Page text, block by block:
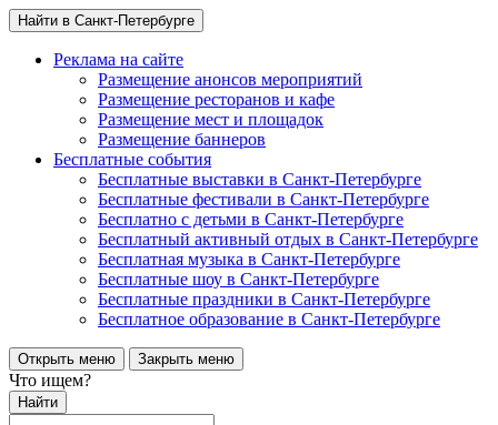
Найти в Санкт-Петербурге
Реклама на сайте
Размещение анонсов мероприятий
Размещение ресторанов и кафе
Размещение мест и площадок
Размещение баннеров
Бесплатные события
Бесплатные выставки в Санкт-Петербурге
Бесплатные фестивали в Санкт-Петербурге
Бесплатно с детьми в Санкт-Петербурге
Бесплатный активный отдых в Санкт-Петербурге
Бесплатная музыка в Санкт-Петербурге
Бесплатные шоу в Санкт-Петербурге
Бесплатные праздники в Санкт-Петербурге
Бесплатное образование в Санкт-Петербурге
Открыть меню Закрыть меню
Что ищем?
Найти